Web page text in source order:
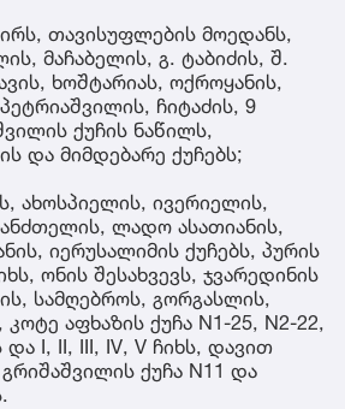
თავისუფლების მოედანს,
მაჩაბელის, გ. ტაბიძის, შ.
ხოშტარიას, ოქროყანის,
ჩიტაძის, 9
ქუჩის ნაწილს,
და მიმდებარე ქუჩებს;
ახოსპიელის, ივერიელის,
ლადო ასათიანის,
იერუსალიმის ქუჩებს, პურის
ონის შესახვევს, ჯვარედინის
სამღებროს, გორგასლის,
აფხაზის ქუჩა N1-25, N2-22,
I, II, III, IV, V ჩიხს, დავით
ქუჩა N11 და